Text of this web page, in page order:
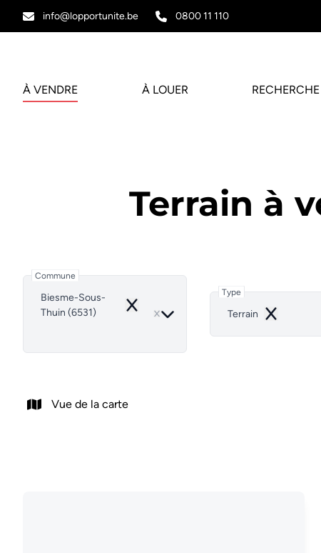
info@lopportunite.be 0800 11 110
À VENDRE À LOUER RECHERCHE
Terrain à
Commune
Biesme-Sous-
Thuin (6531)
Remove
Type
Terrain
Remove
Vue de la carte